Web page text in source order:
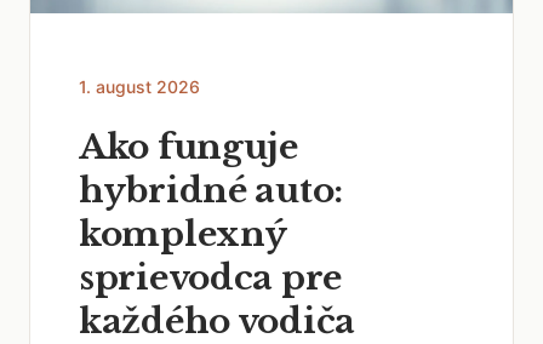
1. august 2026
Ako funguje
hybridné auto:
komplexný
sprievodca pre
každého vodiča